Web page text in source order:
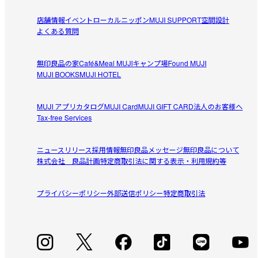
店舗情報イベントローカルニッポンMUJI SUPPORT空間設計
よくある質問
無印良品の家Café&Meal MUJIキャンプ場Found MUJI
MUJI BOOKSMUJI HOTEL
MUJI アプリカタログMUJI CardMUJI GIFT CARD法人のお客様へ
Tax-free Services
ニュースリリース採用情報無印良品メッセージ無印良品について
株式会社 良品計画特定商取引法に関する表示・利用規約等
プライバシーポリシー外部送信ポリシー特定商取引法